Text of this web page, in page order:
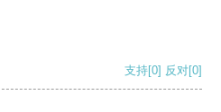
支持[0] 反对[0]